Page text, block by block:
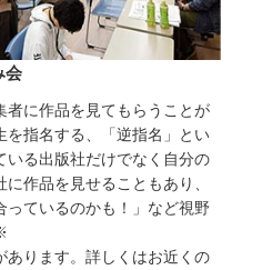
会
者に作品を見てもらうことが
を指名する、「逆指名」とい
いる出版社だけでなく自分の
作品を見せることもあり、
っているのかも！」など視野
ります。詳しくはお近くの